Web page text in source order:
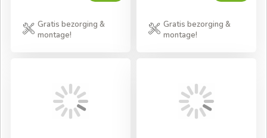
Gratis bezorging &
montage!
Gratis bezorging &
montage!